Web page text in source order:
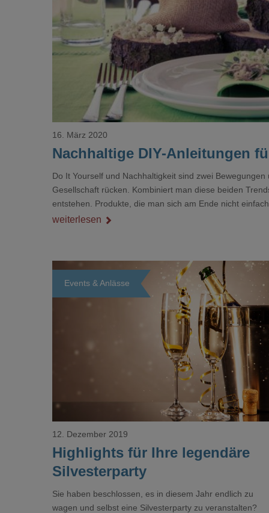
Nachhaltige DIY-Anleitungen
16. März 2020
Do It Yourself und Nachhaltigkeit sind zwei
Gesellschaft rücken. Kombiniert man diese beiden
entstehen. Produkte, die man sich am Ende nicht
daran, wie man sie mit seinen eigenen Händen
weiterlesen
Events & Anlässe
Highlights für Ihre legendäre
Silvesterparty
12. Dezember 2019
Sie haben beschlossen, es in diesem Jahr endlich zu
wagen und selbst eine Silvesterparty zu veranstalten?